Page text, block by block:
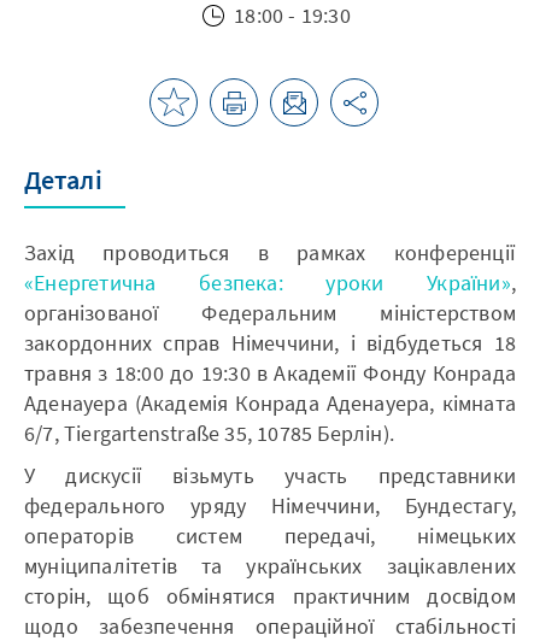
18:00 - 19:30
Деталі
Захід проводиться в рамках конференції
«Енергетична безпека: уроки України»,
організованої Федеральним міністерством
закордонних справ Німеччини, і відбудеться 18
травня з 18:00 до 19:30 в Академії Фонду Конрада
Аденауера (Академія Конрада Аденауера, кімната
6/7, Tiergartenstraße 35, 10785 Берлін).
У дискусії візьмуть участь представники
федерального уряду Німеччини, Бундестагу,
операторів систем передачі, німецьких
муніципалітетів та українських зацікавлених
сторін, щоб обмінятися практичним досвідом
щодо забезпечення операційної стабільності